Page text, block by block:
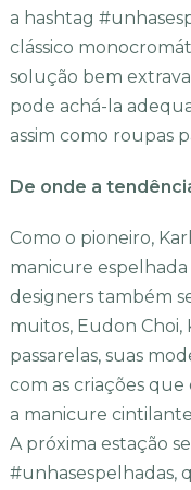
a hashtag
clássico
solução bem
pode achá-la
assim como roupas
De onde a
Como o pioneiro,
manicure
designers também
muitos, Eudon Choi,
passarelas, suas
com as criações
a manicure
A próxima estação
#unhasespelhadas,